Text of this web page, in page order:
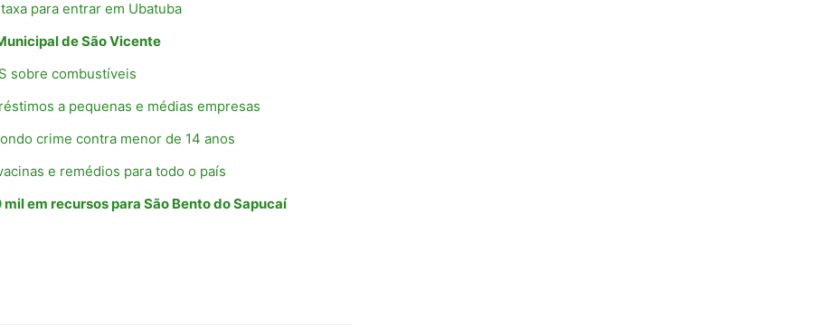
para entrar em Ubatuba
de São Vicente
sobre combustíveis
a pequenas e médias empresas
crime contra menor de 14 anos
e remédios para todo o país
em recursos para São Bento do Sapucaí